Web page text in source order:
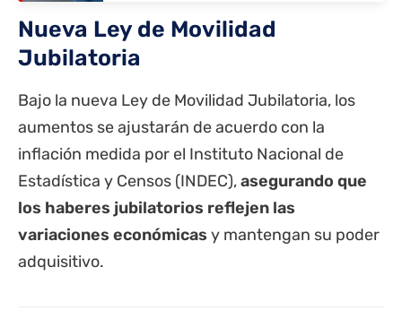
Nueva Ley de Movilidad
Jubilatoria
Bajo la nueva Ley de Movilidad Jubilatoria, los
aumentos se ajustarán de acuerdo con la
inflación medida por el Instituto Nacional de
Estadística y Censos (INDEC),asegurando que
los haberes jubilatorios reflejen las
variaciones económicas y mantengan su poder
adquisitivo.